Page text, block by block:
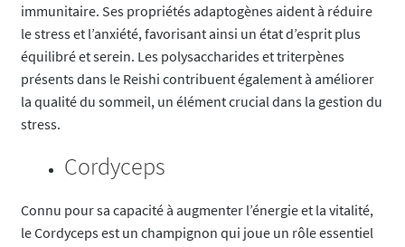
immunitaire. Ses propriétés adaptogènes aident à réduire
le stress et l’anxiété, favorisant ainsi un état d’esprit plus
équilibré et serein. Les polysaccharides et triterpènes
présents dans le Reishi contribuent également à améliorer
la qualité du sommeil, un élément crucial dans la gestion du
stress.
Cordyceps
Connu pour sa capacité à augmenter l’énergie et la vitalité,
le Cordyceps est un champignon qui joue un rôle essentiel